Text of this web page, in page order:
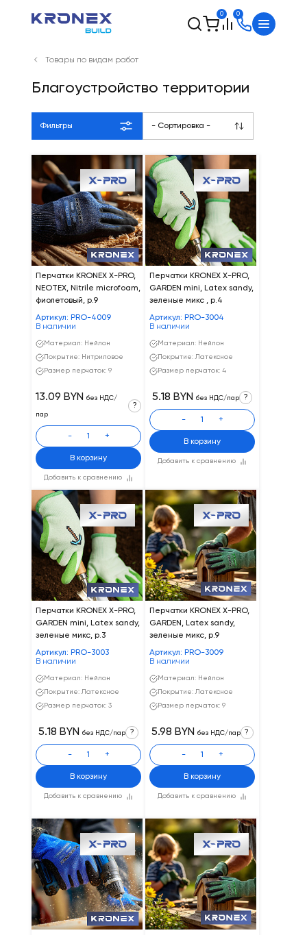
0 0
Товары по видам работ
Благоустройство территории
Фильтры - Сортировка -
Перчатки KRONEX X-PRO,
NEOTEX, Nitrile microfoam,
фиолетовый, р.9
Артикул: PRO-4009
В наличии
Материал: Нейлон
Покрытие: Нитриловое
Размер перчаток: 9
Добавить к сравнению
13.09 BYN без НДС/
пар
?
- +
В корзину
Перчатки KRONEX X-PRO,
GARDEN mini, Latex sandy,
зеленые микс , р.4
Артикул: PRO-3004
В наличии
Материал: Нейлон
Покрытие: Латексное
Размер перчаток: 4
Добавить к сравнению
5.18 BYN без НДС/пар ?
- +
В корзину
Перчатки KRONEX X-PRO,
GARDEN mini, Latex sandy,
зеленые микс, р.3
Артикул: PRO-3003
В наличии
Материал: Нейлон
Покрытие: Латексное
Размер перчаток: 3
Добавить к сравнению
5.18 BYN без НДС/пар ?
- +
В корзину
Перчатки KRONEX X-PRO,
GARDEN, Latex sandy,
зеленые микс, р.9
Артикул: PRO-3009
В наличии
Материал: Нейлон
Покрытие: Латексное
Размер перчаток: 9
Добавить к сравнению
5.98 BYN без НДС/пар ?
- +
В корзину